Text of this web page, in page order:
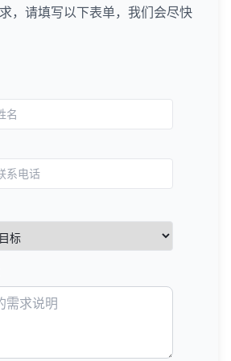
，请填写以下表单，我们会尽快